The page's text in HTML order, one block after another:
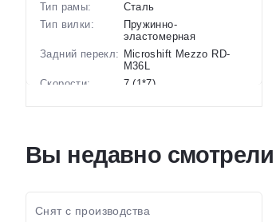
Тип рамы:
Сталь
Тип вилки:
Пружинно-
эластомерная
Задний перекл: Microshift Mezzo RD-
M36L
Скорости:
7 (1*7)
колес:
Цвет-размер в
20 Черный, 18 Черный
Вы недавно смотрели
Снят с производства